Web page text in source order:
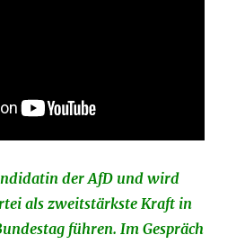
der AfD und wird
als zweitstärkste Kraft in
führen. Im Gespräch